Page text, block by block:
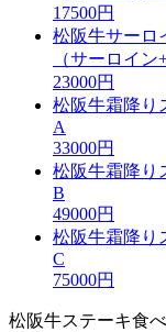
17500円
松阪牛サーロ
（サーロイ
23000円
松阪牛霜降り
A
33000円
松阪牛霜降り
B
49000円
松阪牛霜降り
C
75000円
松阪牛ステーキ食